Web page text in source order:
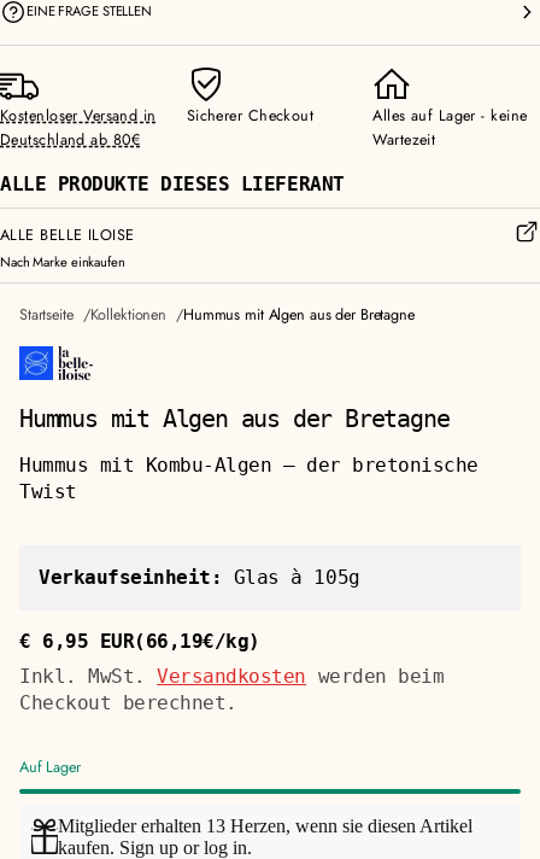
EINE FRAGE STELLEN
Kostenloser Versand in
Deutschland ab 80€
Sicherer Checkout
Alles auf Lager - keine
Wartezeit
ALLE PRODUKTE DIESES LIEFERANT
ALLE BELLE ILOISE
Nach Marke einkaufen
Startseite Kollektionen Hummus mit Algen aus der Bretagne
Hummus mit Algen aus der Bretagne
Hummus mit Kombu-Algen — der bretonische
Twist
Verkaufseinheit: Glas à 105g
Regulärer
Preis
€ 6,95 EUR
Stückpreis(66,19€/kg)
Inkl. MwSt.Versandkosten werden beim
Checkout berechnet.
Auf Lager
Mitglieder erhalten 13 Herzen, wenn sie diesen Artikel
kaufen. Sign up orlog in.